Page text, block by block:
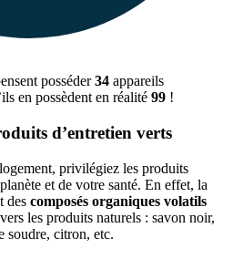
posséder34 appareils
en possèdent en réalité 99 !
d’entretien verts
privilégiez les produits
et de votre santé. En effet, la
des composés organiques volatils
les produits naturels : savon noir,
soudre, citron, etc.